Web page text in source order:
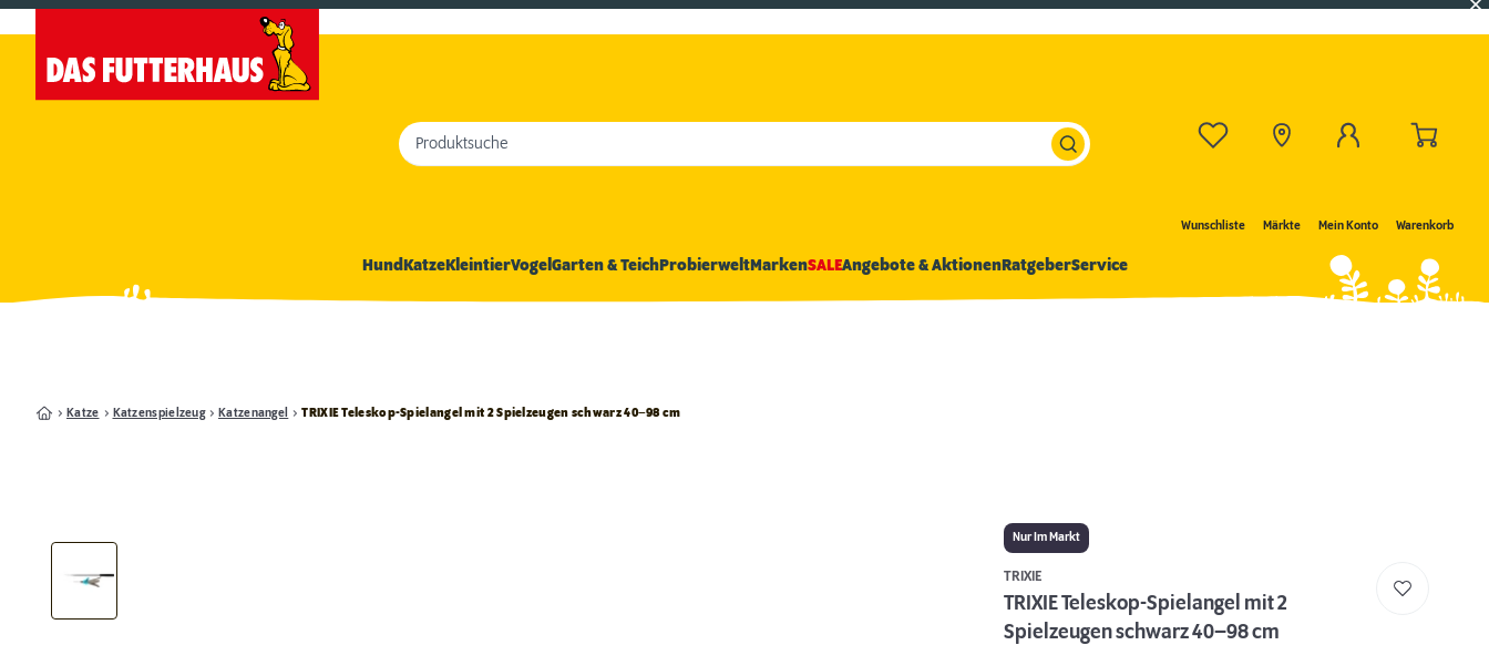
Wunschliste Märkte Mein Konto Warenkorb
Produktsuche
HundKatzeKleintierVogel Garten & TeichProbierweltMarkenSALEAngebote & AktionenRatgeberService
Katze Katzenspielzeug Katzenangel TRIXIE Teleskop-Spielangel mit 2 Spielzeugen schwarz 40–98 cm
Nur Im Markt
TRIXIE
TRIXIE Teleskop-Spielangel mit 2
Spielzeugen schwarz 40–98 cm